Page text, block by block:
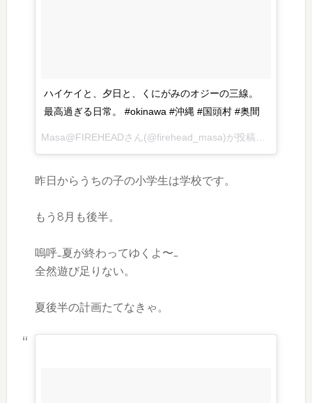
ハイケイと、夕日と、くにがみのオジーの三線。
最高過ぎる日常。 #okinawa #沖縄 #国頭村 #奥間
昨日からうちの子の小学生は学校です。
もう8月も後半。
嗚呼…夏が終わってゆくよ〜…
全然遊び足りない。
夏後半の計画たてなきゃ。